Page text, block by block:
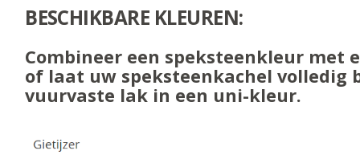
BESCHIKBARE KLEUREN:
Combineer een speksteenkleur met
of laat uw speksteenkachel volledig
vuurvaste lak in een uni-kleur.